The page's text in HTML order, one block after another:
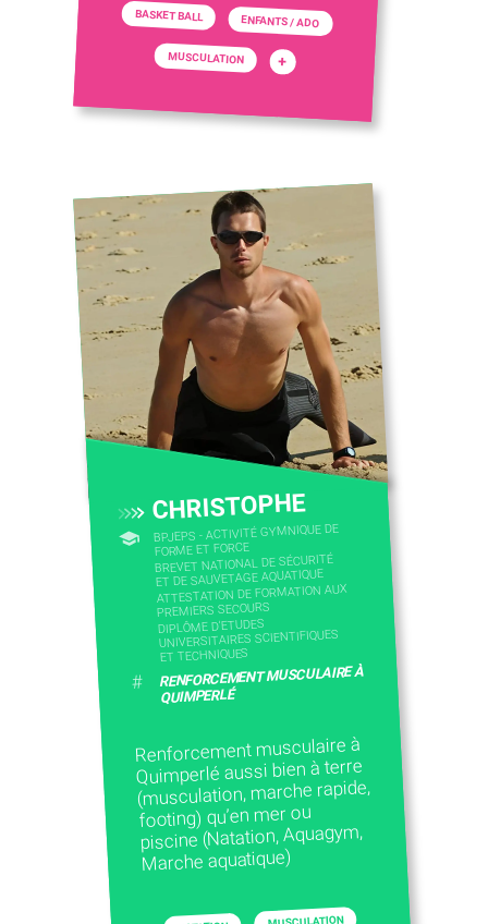
BASKET BALL ENFANTS / ADO
MUSCULATION +
CHRISTOPHE
BPJEPS - ACTIVITÉ GYMNIQUE DE
FORME ET FORCE
BREVET NATIONAL DE SÉCURITÉ
ET DE SAUVETAGE AQUATIQUE
ATTESTATION DE FORMATION AUX
PREMIERS SECOURS
DIPLÔME D'ETUDES
UNIVERSITAIRES SCIENTIFIQUES
ET TECHNIQUES
# RENFORCEMENT MUSCULAIRE À
QUIMPERLÉ
Renforcement musculaire à
Quimperlé aussi bien à terre
(musculation, marche rapide,
footing) qu’en mer ou
piscine (Natation, Aquagym,
Marche aquatique)